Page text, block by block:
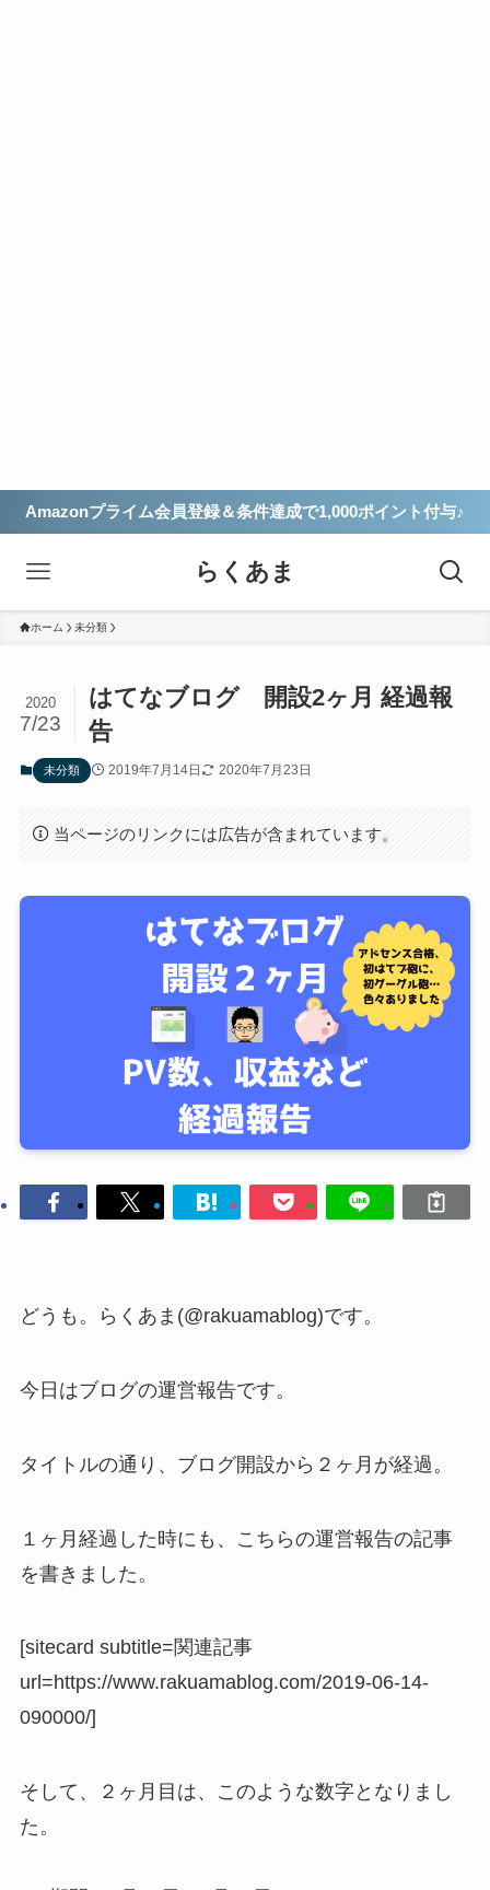
Amazonプライム会員登録＆条件達成で1,000ポイント付与♪
らくあま
ホーム 未分類
はてなブログ 開設2ヶ月 経過報
告
2020
7/23
未分類 2019年7月14日 2020年7月23日
当ページのリンクには広告が含まれています。
どうも。らくあま(@rakuamablog)です。
今日はブログの運営報告です。
タイトルの通り、ブログ開設から２ヶ月が経過。
１ヶ月経過した時にも、こちらの運営報告の記事
を書きました。
[sitecard subtitle=関連記事
url=https://www.rakuamablog.com/2019-06-14-
090000/]
そして、２ヶ月目は、このような数字となりまし
た。